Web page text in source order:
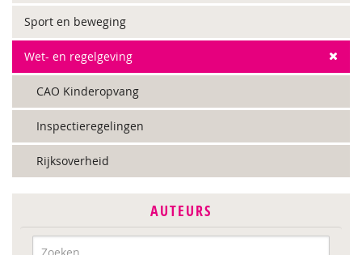
Sport en beweging
Wet- en regelgeving
CAO Kinderopvang
Inspectieregelingen
Rijksoverheid
AUTEURS